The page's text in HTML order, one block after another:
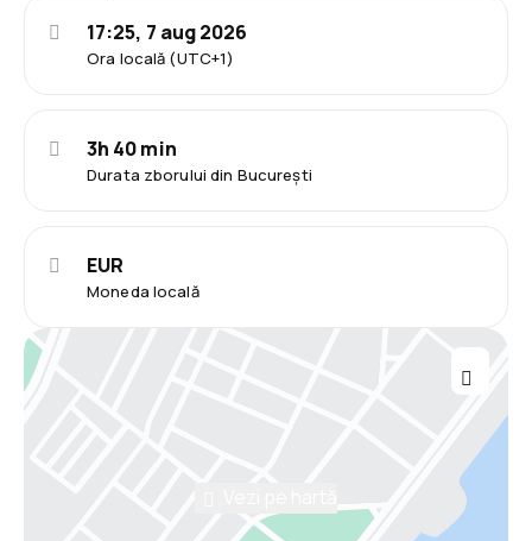
Ora locală (UTC+1)
17:25, 7 aug 2026
Durata zborului din București
3h 40 min
Moneda locală
EUR